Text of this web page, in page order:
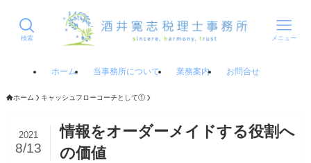
検索 メニュー
ホーム 当事務所について 業務案内 お問合せ
ホーム キャッシュフローコーチとして①
情報をオーダーメイドする役割へ
の価値
2021
8/13